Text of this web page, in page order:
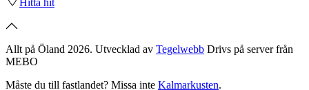
Allt på Öland 2026. Utvecklad av Tegelwebb Drivs på server från
MEBO
Måste du till fastlandet? Missa inte Kalmarkusten.